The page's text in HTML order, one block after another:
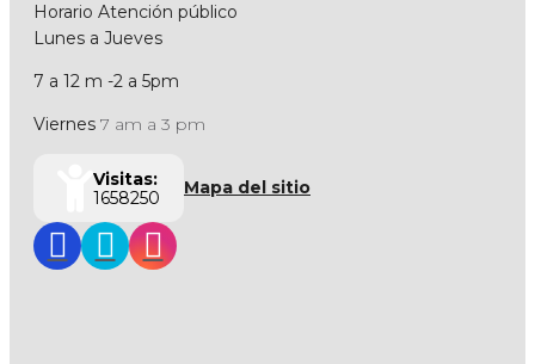
Horario Atención público
Lunes a Jueves
7 a 12 m -2 a 5pm
Viernes 7 am a 3 pm
Visitas:
1658250
Mapa del sitio